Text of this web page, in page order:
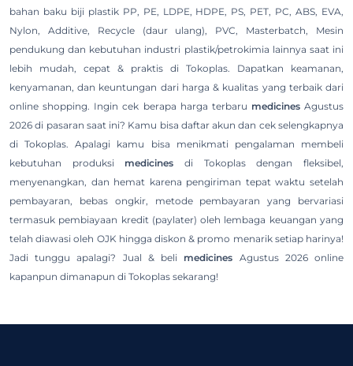
bahan baku biji plastik PP, PE, LDPE, HDPE, PS, PET, PC, ABS, EVA,
Nylon, Additive, Recycle (daur ulang), PVC, Masterbatch, Mesin
pendukung dan kebutuhan industri plastik/petrokimia lainnya saat ini
lebih mudah, cepat & praktis di Tokoplas. Dapatkan keamanan,
kenyamanan, dan keuntungan dari harga & kualitas yang terbaik dari
online shopping. Ingin cek berapa harga terbaru medicinesAgustus
2026 di pasaran saat ini? Kamu bisa daftar akun dan cek selengkapnya
di Tokoplas. Apalagi kamu bisa menikmati pengalaman membeli
kebutuhan produksi medicines di Tokoplas dengan fleksibel,
menyenangkan, dan hemat karena pengiriman tepat waktu setelah
pembayaran, bebas ongkir, metode pembayaran yang bervariasi
termasuk pembiayaan kredit (paylater) oleh lembaga keuangan yang
telah diawasi oleh OJK hingga diskon & promo menarik setiap harinya!
Jadi tunggu apalagi? Jual & beli medicines Agustus 2026 online
kapanpun dimanapun di Tokoplas sekarang!